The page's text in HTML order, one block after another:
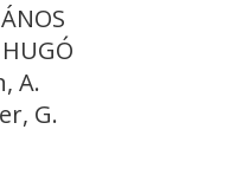
A.
G.